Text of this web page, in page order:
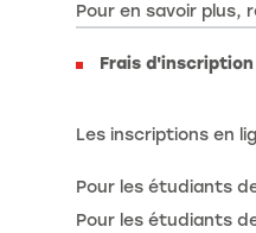
Pour en savoir plus,
Frais d'inscription
Les inscriptions en
Pour les étudiants
Pour les étudiants